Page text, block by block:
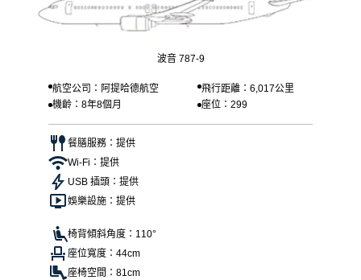
波音 787-9
航空公司：阿提哈德航空
飛行距離：6,017公里
機齡：8年8個月
座位：299
餐膳服務：提供
Wi-Fi：提供
USB 插頭：提供
娛樂設施：提供
椅背傾斜角度：110°
座位寬度：44cm
座椅空間：81cm